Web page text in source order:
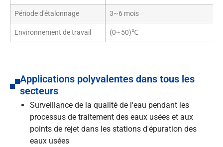
Période d'étalonnage 3~6 mois
Environnement de travail (0~50)℃
Applications polyvalentes dans tous les
secteurs
Surveillance de la qualité de l'eau pendant les
processus de traitement des eaux usées et aux
points de rejet dans les stations d'épuration des
eaux usées